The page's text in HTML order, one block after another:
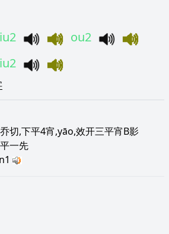
ou2
切,下平4宵,yāo,效开三平宵B影
一先